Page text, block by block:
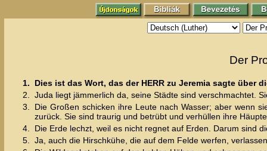
Der
1.
Dies ist das Wort, das der HERR zu Jeremia sagte über
2.
Juda liegt jämmerlich da, seine Städte sind verschmachtet.
3.
Die Großen schicken ihre Leute nach Wasser; aber wenn
zurück. Sie sind traurig und betrübt und verhüllen ihre
4.
Die Erde lechzt, weil es nicht regnet auf Erden. Darum sind
5.
Ja, auch die Hirschkühe, die auf dem Felde werfen,